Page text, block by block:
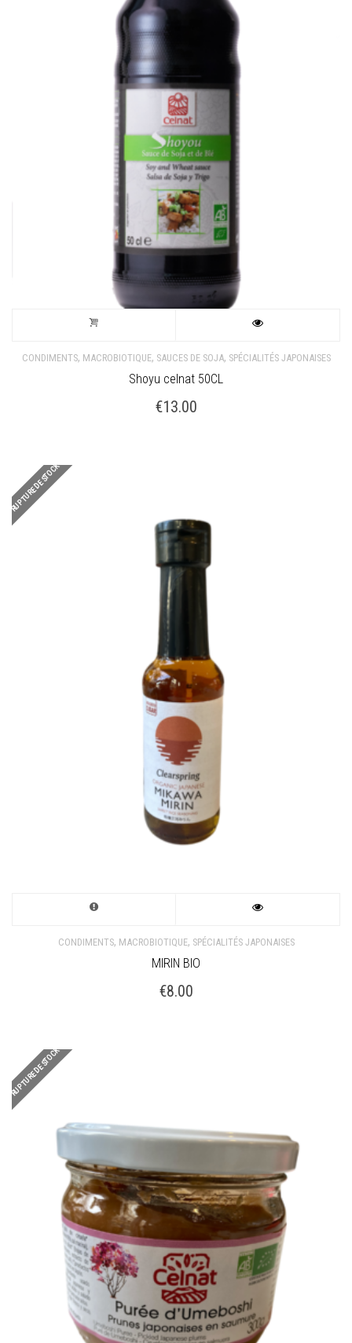
CONDIMENTS, MACROBIOTIQUE, SAUCES DE SOJA, SPÉCIALITÉS JAPONAISES
Shoyu celnat 50CL
€13.00
RUPTURE DE STOCK
CONDIMENTS, MACROBIOTIQUE, SPÉCIALITÉS JAPONAISES
MIRIN BIO
€8.00
RUPTURE DE STOCK